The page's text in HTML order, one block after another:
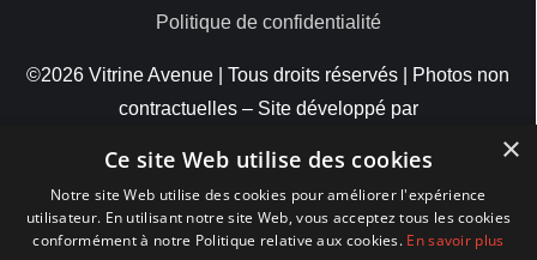
Politique de confidentialité
©2026 Vitrine Avenue | Tous droits réservés | Photos non
contractuelles – Site développé par
MODES DE PAIEMENT
×
Ce site Web utilise des cookies
Notre site Web utilise des cookies pour améliorer l'expérience
utilisateur. En utilisant notre site Web, vous acceptez tous les cookies
conformément à notre Politique relative aux cookies. En savoir plus